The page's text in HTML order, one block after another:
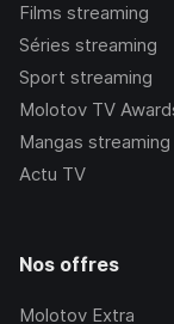
Films streaming
Séries streaming
Sport streaming
Molotov TV
Mangas streaming
Actu TV
Nos offres
Molotov Extra